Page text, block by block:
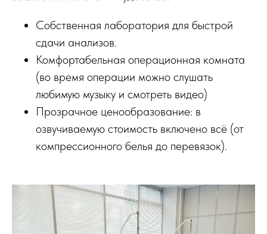
Собственная лаборатория для быстрой
сдачи анализов.
Комфортабельная операционная комната
(во время операции можно слушать
любимую музыку и смотреть видео)
Прозрачное ценообразование: в
озвучиваемую стоимость включено всё (от
компрессионного белья до перевязок).